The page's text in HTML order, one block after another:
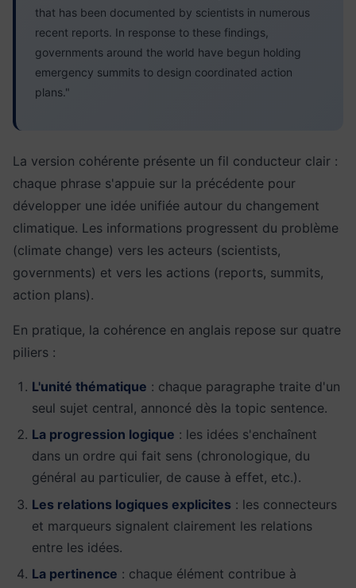
that has been documented by scientists in numerous
recent reports. In response to these findings,
governments around the world have begun holding
emergency summits to design coordinated action
plans."
La version cohérente présente un fil conducteur clair :
chaque phrase s'appuie sur la précédente pour
développer une idée unifiée autour du changement
climatique. Les informations progressent du problème
(climate change) vers les acteurs (scientists,
governments) et vers les actions (reports, summits,
action plans).
En pratique, la cohérence en anglais repose sur quatre
piliers :
L'unité thématique : chaque paragraphe traite d'un
seul sujet central, annoncé dès la topic sentence.
La progression logique : les idées s'enchaînent
dans un ordre qui fait sens (chronologique, du
général au particulier, de cause à effet, etc.).
Les relations logiques explicites : les connecteurs
et marqueurs signalent clairement les relations
entre les idées.
La pertinence : chaque élément contribue à